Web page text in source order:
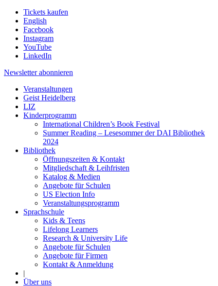
Tickets kaufen
English
Facebook
Instagram
YouTube
LinkedIn
Newsletter abonnieren
Veranstaltungen
Geist Heidelberg
LIZ
Kinderprogramm
International Children’s Book Festival
Summer Reading – Lesesommer der DAI Bibliothek
2024
Bibliothek
Öffnungszeiten & Kontakt
Mitgliedschaft & Leihfristen
Katalog & Medien
Angebote für Schulen
US Election Info
Veranstaltungsprogramm
Sprachschule
Kids & Teens
Lifelong Learners
Research & University Life
Angebote für Schulen
Angebote für Firmen
Kontakt & Anmeldung
|
Über uns